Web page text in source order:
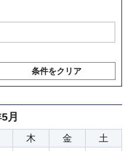
条件をクリア
5月
木 金 土